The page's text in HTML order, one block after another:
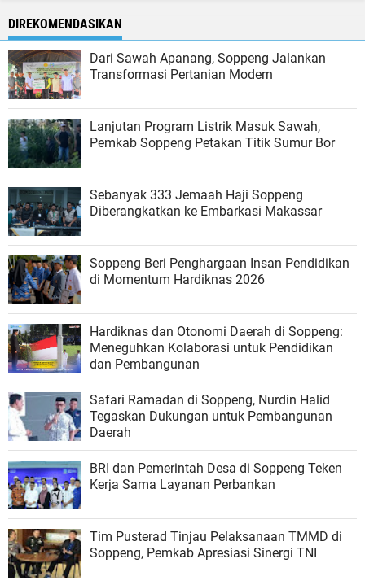
DIREKOMENDASIKAN
Dari Sawah Apanang, Soppeng Jalankan
Transformasi Pertanian Modern
Lanjutan Program Listrik Masuk Sawah,
Pemkab Soppeng Petakan Titik Sumur Bor
Sebanyak 333 Jemaah Haji Soppeng
Diberangkatkan ke Embarkasi Makassar
Soppeng Beri Penghargaan Insan Pendidikan
di Momentum Hardiknas 2026
Hardiknas dan Otonomi Daerah di Soppeng:
Meneguhkan Kolaborasi untuk Pendidikan
dan Pembangunan
Safari Ramadan di Soppeng, Nurdin Halid
Tegaskan Dukungan untuk Pembangunan
Daerah
BRI dan Pemerintah Desa di Soppeng Teken
Kerja Sama Layanan Perbankan
Tim Pusterad Tinjau Pelaksanaan TMMD di
Soppeng, Pemkab Apresiasi Sinergi TNI